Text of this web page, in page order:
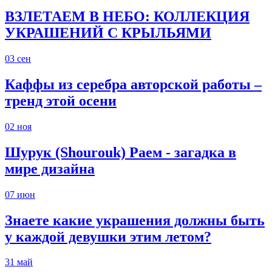
ВЗЛЕТАЕМ В НЕБО: КОЛЛЕКЦИЯ
УКРАШЕНИЙ С КРЫЛЬЯМИ
03 сен
Каффы из серебра авторской работы –
тренд этой осени
02 ноя
Шурук (Shourouk) Раем - загадка в
мире дизайна
07 июн
Знаете какие украшения должны быть
у каждой девушки этим летом?
31 май